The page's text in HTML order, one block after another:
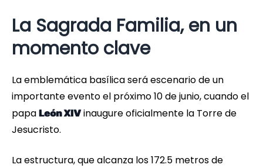
La Sagrada Familia, en un
momento clave
La emblemática basílica será escenario de un
importante evento el próximo 10 de junio, cuando el
papa León XIVinaugure oficialmente la Torre de
Jesucristo.
La estructura, que alcanza los 172.5 metros de